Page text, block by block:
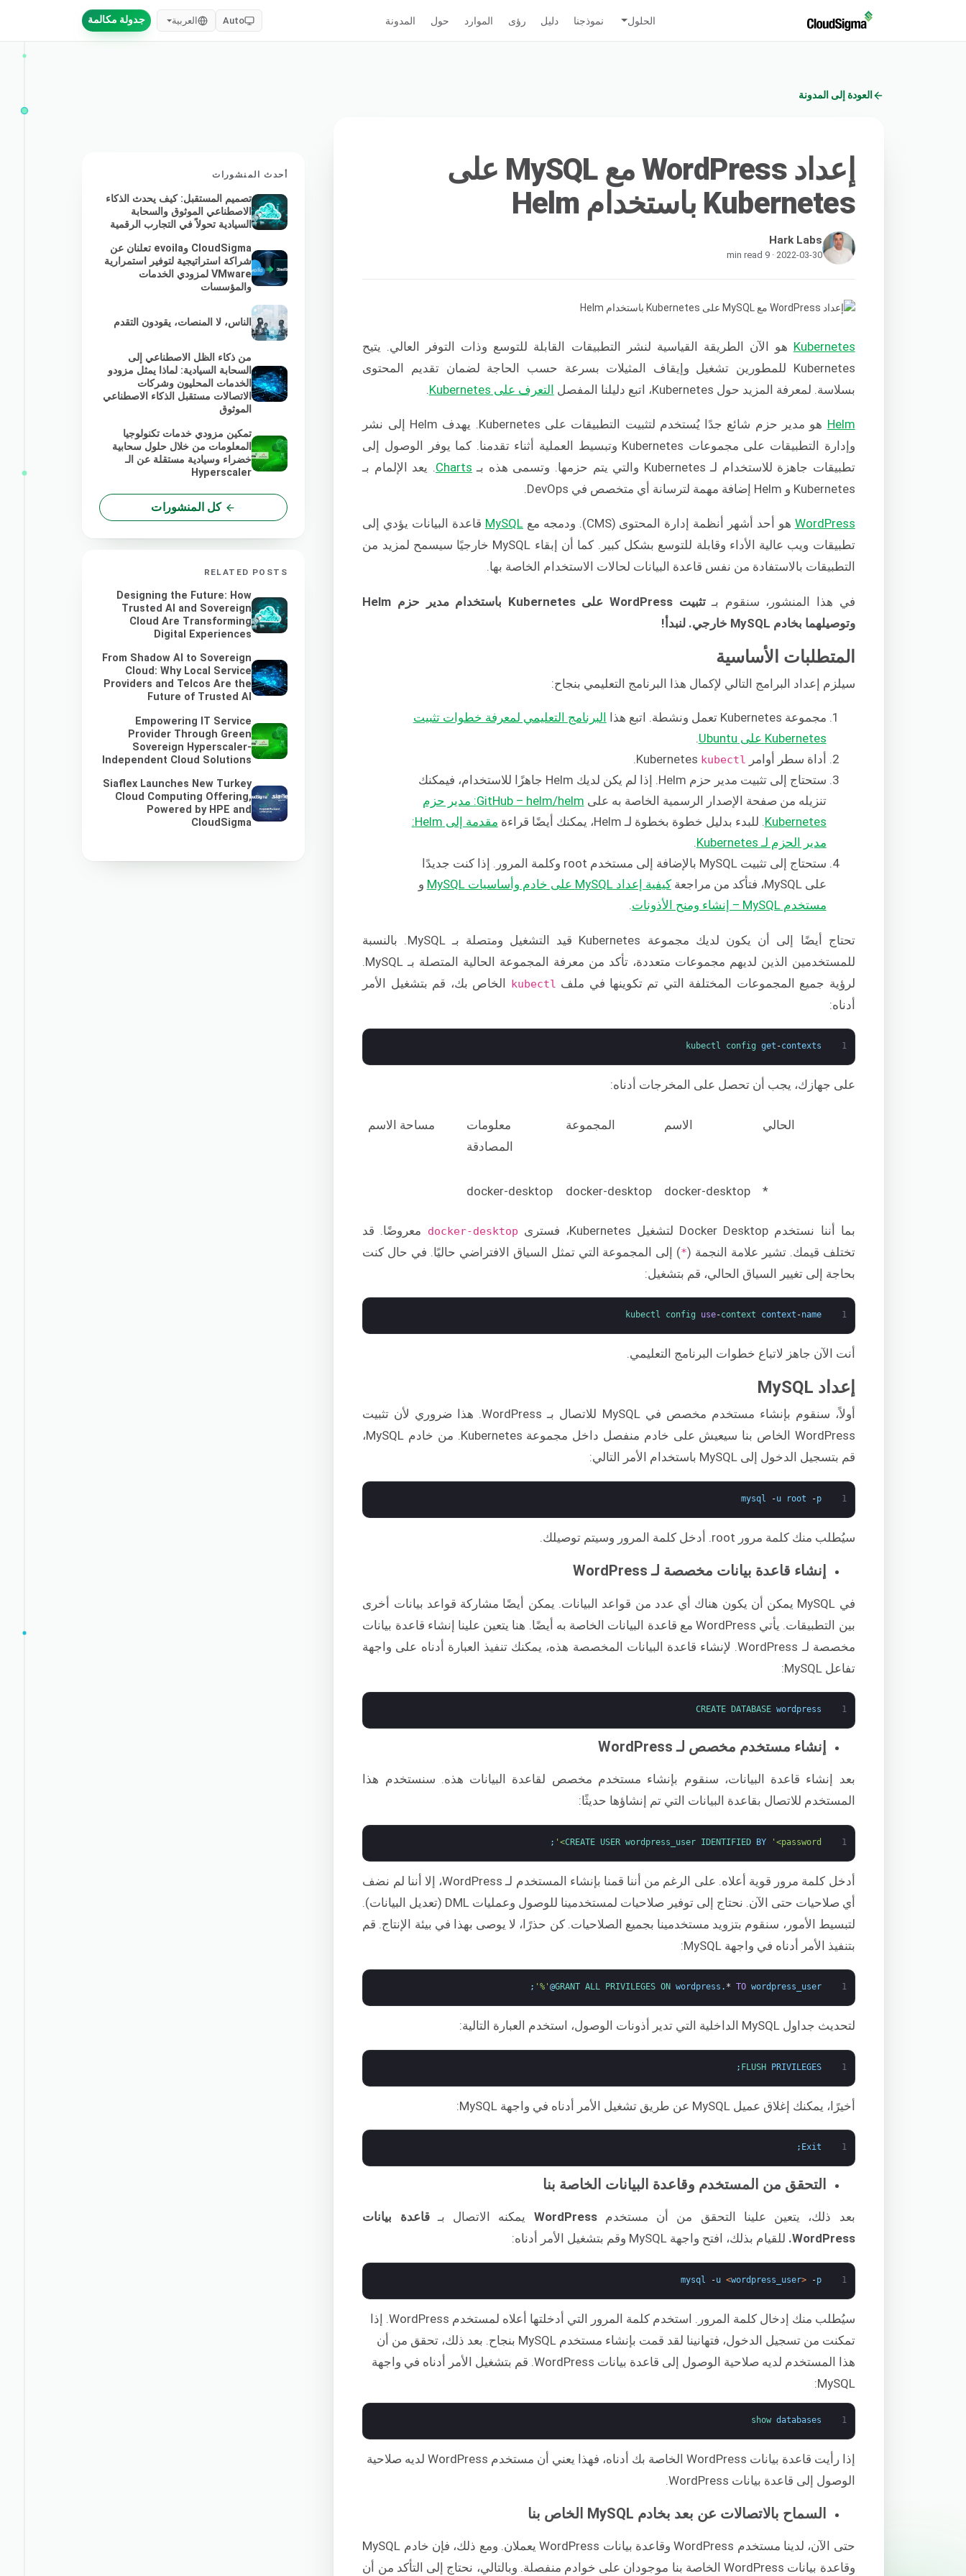
الحلول نموذجنا دليل رؤى الموارد حول المدونة Auto العربية جدولة مكالمة
العودة إلى المدونة
إعداد WordPress مع MySQL على
Kubernetes باستخدام Helm
Hark Labs
2022-03-30 · 9 min read
Kubernetes هو الآن الطريقة القياسية لنشر التطبيقات القابلة للتوسع وذات التوفر العالي. يتيح
Kubernetes للمطورين تشغيل وإيقاف المثيلات بسرعة حسب الحاجة لضمان تقديم المحتوى
بسلاسة. لمعرفة المزيد حول Kubernetes، اتبع دليلنا المفصل
التعرف على Kubernetes
Helm
هو مدير حزم شائع جدًا يُستخدم لتثبيت التطبيقات على Kubernetes. يهدف Helm إلى نشر
وإدارة التطبيقات على مجموعات Kubernetes وتبسيط العملية أثناء تقدمنا. كما يوفر الوصول إلى
تطبيقات جاهزة للاستخدام لـ Kubernetes والتي يتم حزمها. وتسمى هذه بـ
Charts . يعد الإلمام بـ
Kubernetes و Helm إضافة مهمة لترسانة أي متخصص في DevOps.
WordPress هو أحد أشهر أنظمة إدارة المحتوى (CMS). ودمجه مع MySQL قاعدة البيانات يؤدي إلى
تطبيقات ويب عالية الأداء وقابلة للتوسع بشكل كبير. كما أن إبقاء MySQL خارجيًا سيسمح لمزيد من
التطبيقات بالاستفادة من نفس قاعدة البيانات لحالات الاستخدام الخاصة بها.
في هذا المنشور، سنقوم بـ
تثبيت WordPress على Kubernetes باستخدام مدير حزم Helm
وتوصيلهما بخادم MySQL خارجي. لنبدأ!
المتطلبات الأساسية
سيلزم إعداد البرامج التالي لإكمال هذا البرنامج التعليمي بنجاح:
مجموعة Kubernetes تعمل ونشطة. اتبع هذا
البرنامج التعليمي لمعرفة خطوات تثبيت
Kubernetes على Ubuntu
.
أداة سطر أوامر Kubernetes kubectl
.
ستحتاج إلى تثبيت مدير حزم Helm. إذا لم يكن لديك Helm جاهزًا للاستخدام، فيمكنك
تنزيله من صفحة الإصدار الرسمية الخاصة به على
GitHub – helm/helm: مدير حزم
Kubernetes. للبدء بدليل خطوة بخطوة لـ Helm، يمكنك أيضًا قراءة
مقدمة إلى Helm:
مدير الحزم لـ Kubernetes
.
ستحتاج إلى تثبيت MySQL بالإضافة إلى مستخدم root وكلمة المرور. إذا كنت جديدًا
على MySQL، فتأكد من مراجعة
كيفية إعداد MySQL على خادم وأساسيات MySQL
و
مستخدم MySQL – إنشاء ومنح الأذونات
.
تحتاج أيضًا إلى أن يكون لديك مجموعة Kubernetes قيد التشغيل ومتصلة بـ MySQL. بالنسبة
لرؤية جميع المجموعات المختلفة التي تم تكوينها في ملف kubectl الخاص بك، قم بتشغيل الأمر
أدناه:
1
kubectl config get -contexts
على جهازك، يجب أن تحصل على المخرجات أدناه:
الحالي الاسم المجموعة
معلومات
المصادقة
مساحة الاسم
*
docker-desktop
docker-desktop
docker-desktop
بما أننا نستخدم Docker Desktop لتشغيل Kubernetes، فسترى docker-desktop
معروضًا. قد
تختلف قيمك. تشير علامة النجمة (*) إلى المجموعة التي تمثل السياق الافتراضي حاليًا. في حال كنت
بحاجة إلى تغيير السياق الحالي، قم بتشغيل:
1
kubectl config use-context context -name
أنت الآن جاهز لاتباع خطوات البرنامج التعليمي.
إعداد MySQL
أولاً، سنقوم بإنشاء مستخدم مخصص في MySQL للاتصال بـ WordPress. هذا ضروري لأن تثبيت
WordPress الخاص بنا سيعيش على خادم منفصل داخل مجموعة Kubernetes. من خادم MySQL،
قم بتسجيل الدخول إلى MySQL باستخدام الأمر التالي:
1
mysql -u root -p
سيُطلب منك كلمة مرور root. أدخل كلمة المرور وسيتم توصيلك.
إنشاء قاعدة بيانات مخصصة لـ WordPress
في MySQL يمكن أن يكون هناك أي عدد من قواعد البيانات. يمكن أيضًا مشاركة قواعد بيانات أخرى
بين التطبيقات. يأتي WordPress مع قاعدة البيانات الخاصة به أيضًا. هنا يتعين علينا إنشاء قاعدة بيانات
مخصصة لـ WordPress. لإنشاء قاعدة البيانات المخصصة هذه، يمكنك تنفيذ العبارة أدناه على واجهة
تفاعل MySQL:
1
CREATE DATABASE wordpress
إنشاء مستخدم مخصص لـ WordPress
بعد إنشاء قاعدة البيانات، سنقوم بإنشاء مستخدم مخصص لقاعدة البيانات هذه. سنستخدم هذا
المستخدم للاتصال بقاعدة البيانات التي تم إنشاؤها حديثًا:
1
CREATE USER wordpress_user IDENTIFIED BY '<password>'
;
أدخل كلمة مرور قوية أعلاه. على الرغم من أننا قمنا بإنشاء المستخدم لـ WordPress، إلا أننا لم نضف
أي صلاحيات حتى الآن. نحتاج إلى توفير صلاحيات لمستخدمينا للوصول وعمليات DML (تعديل البيانات).
لتبسيط الأمور، سنقوم بتزويد مستخدمينا بجميع الصلاحيات. كن حذرًا، لا يوصى بهذا في بيئة الإنتاج. قم
بتنفيذ الأمر أدناه في واجهة MySQL:
1
GRANT ALL PRIVILEGES ON wordpress . * TO wordpress_user
@
'%'
;
لتحديث جداول MySQL الداخلية التي تدير أذونات الوصول، استخدم العبارة التالية:
1
FLUSH PRIVILEGES
;
أخيرًا، يمكنك إغلاق عميل MySQL عن طريق تشغيل الأمر أدناه في واجهة MySQL:
1
Exit
;
التحقق من المستخدم وقاعدة البيانات الخاصة بنا
بعد ذلك، يتعين علينا التحقق من أن مستخدمWordPress يمكنه الاتصال بـقاعدة بيانات
WordPress. للقيام بذلك، افتح واجهة MySQL وقم بتشغيل الأمر أدناه:
1
mysql -u <wordpress_user> -p
سيُطلب منك إدخال كلمة المرور. استخدم كلمة المرور التي أدخلتها أعلاه لمستخدم WordPress. إذا
تمكنت من تسجيل الدخول، فتهانينا لقد قمت بإنشاء مستخدم MySQL بنجاح. بعد ذلك، تحقق من أن
هذا المستخدم لديه صلاحية الوصول إلى قاعدة بيانات WordPress. قم بتشغيل الأمر أدناه في واجهة
MySQL:
1
show databases
إذا رأيت قاعدة بيانات WordPress الخاصة بك أدناه، فهذا يعني أن مستخدم WordPress لديه صلاحية
الوصول إلى قاعدة بيانات WordPress.
السماح بالاتصالات عن بعد بخادم MySQL الخاص بنا
حتى الآن، لدينا مستخدم WordPress وقاعدة بيانات WordPress يعملان. ومع ذلك، فإن خادم MySQL
وقاعدة بيانات WordPress الخاصة بنا موجودان على خوادم منفصلة. وبالتالي، نحتاج إلى التأكد من أن
أحدث المنشورات
تصميم المستقبل: كيف يحدث الذكاء
الاصطناعي الموثوق والسحابة
السيادية تحولاً في التجارب الرقمية
CloudSigma وevoila تعلنان عن
شراكة استراتيجية لتوفير استمرارية
VMware لمزودي الخدمات
والمؤسسات
الناس، لا المنصات، يقودون التقدم
من ذكاء الظل الاصطناعي إلى
السحابة السيادية: لماذا يمثل مزودو
الخدمات المحليون وشركات
الاتصالات مستقبل الذكاء الاصطناعي
الموثوق
تمكين مزودي خدمات تكنولوجيا
المعلومات من خلال حلول سحابية
خضراء وسيادية مستقلة عن الـ
Hyperscaler
كل المنشورات
RELATED POSTS
Designing the Future: How
Trusted AI and Sovereign
Cloud Are Transforming
Digital Experiences
From Shadow AI to Sovereign
Cloud: Why Local Service
Providers and Telcos Are the
Future of Trusted AI
Empowering IT Service
Provider Through Green
Sovereign Hyperscaler-
Independent Cloud Solutions
Siaflex Launches New Turkey
Cloud Computing Offering,
Powered by HPE and
CloudSigma